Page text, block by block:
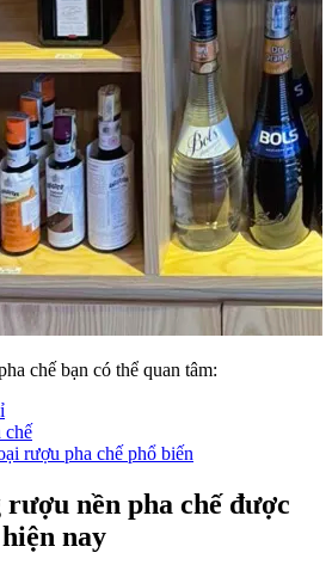
chế bạn có thể quan tâm:
chế
rượu pha chế phổ biến
rượu nền pha chế được
nay